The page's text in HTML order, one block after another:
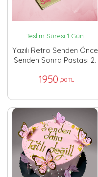
Teslim Süresi 1 Gün
Yazılı Retro Senden Önce
Senden Sonra Pastası 2.
1950 ,00 TL